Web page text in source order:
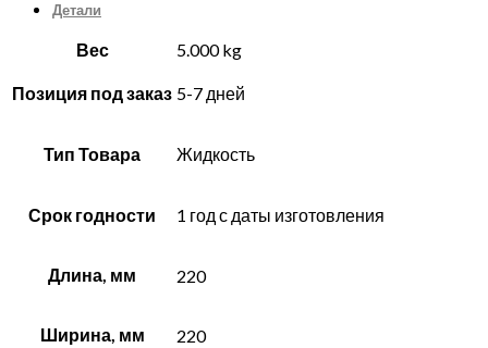
Детали
Вес 5.000 kg
Позиция под заказ 5-7 дней
Тип Товара Жидкость
Срок годности 1 год с даты изготовления
Длина, мм 220
Ширина, мм 220